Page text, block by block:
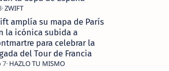
amplía su mapa de París
la icónica subida a
para celebrar la
del Tour de Francia